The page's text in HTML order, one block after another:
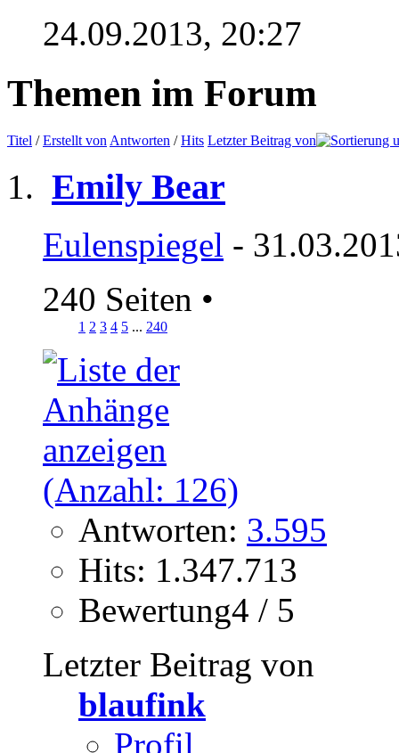
24.09.2013, 20:27
Themen im Forum
Titel /Erstellt von Antworten /Hits Letzter Beitrag von
Emily Bear
Eulenspiegel -
240 Seiten •
1 2 3 4 5 ... 240
Antworten: 3.595
Hits: 1.347.713
Bewertung4 / 5
Letzter Beitrag von
blaufink
Profil